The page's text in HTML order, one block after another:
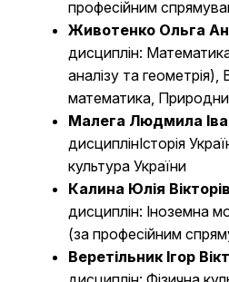
професійним
Животенко Ольга
дисциплін:
аналізу та
математика,
Малега Людмила
дисциплінІсторія
культура України
Калина Юлія
дисциплін: Іноземна
(за професійним
Веретільник Ігор